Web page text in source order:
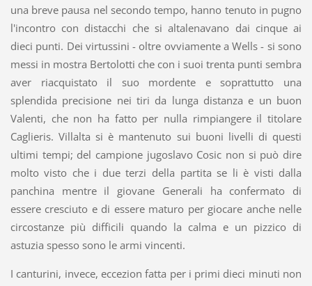
una breve pausa nel secondo tempo, hanno tenuto in pugno
l'incontro con distacchi che si altalenavano dai cinque ai
dieci punti. Dei virtussini - oltre ovviamente a Wells - si sono
messi in mostra Bertolotti che con i suoi trenta punti sembra
aver riacquistato il suo mordente e soprattutto una
splendida precisione nei tiri da lunga distanza e un buon
Valenti, che non ha fatto per nulla rimpiangere il titolare
Caglieris. Villalta si è mantenuto sui buoni livelli di questi
ultimi tempi; del campione jugoslavo Cosic non si può dire
molto visto che i due terzi della partita se li è visti dalla
panchina mentre il giovane Generali ha confermato di
essere cresciuto e di essere maturo per giocare anche nelle
circostanze più difficili quando la calma e un pizzico di
astuzia spesso sono le armi vincenti.
I canturini, invece, eccezion fatta per i primi dieci minuti non